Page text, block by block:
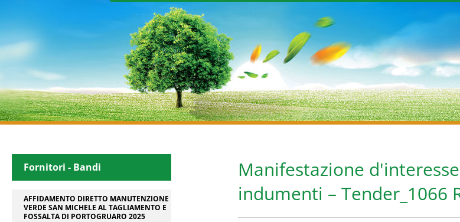
Fornitori - Bandi
AFFIDAMENTO DIRETTO MANUTENZIONE
VERDE SAN MICHELE AL TAGLIAMENTO E
FOSSALTA DI PORTOGRUARO 2025
Manifestazione
indumenti – Tender_1066